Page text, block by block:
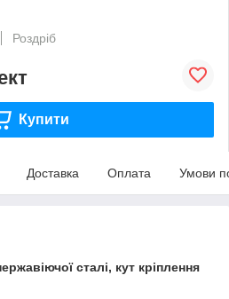
Роздріб
Купити
Доставка Оплата Умови
сталі, кут кріплення